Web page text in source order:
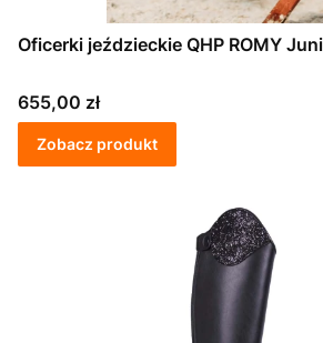
Oficerki jeździeckie QHP ROMY
Cena
655,00 zł
Zobacz produkt